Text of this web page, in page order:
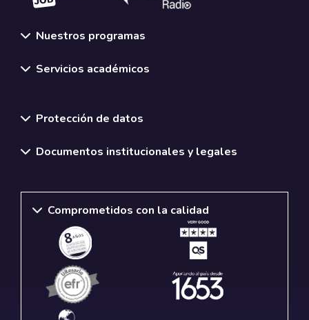
Nuestros programas
Servicios académicos
Protección de datos
Documentos institucionales y legales
Comprometidos con la calidad